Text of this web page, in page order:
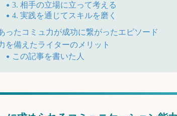
3. 相手の立場に立って考える
4. 実践を通じてスキルを磨く
ったコミュ力が成功に繋がったエピソード
を備えたライターのメリット
この記事を書いた人